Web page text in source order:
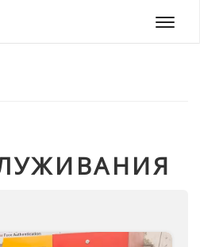
Меню